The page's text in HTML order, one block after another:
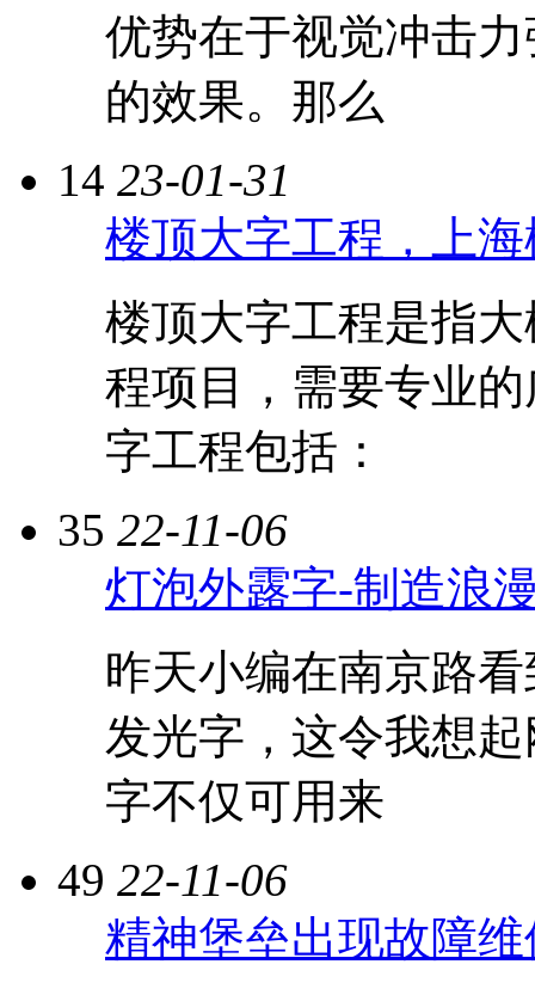
优势在于视觉冲击
的效果。那么
14 23-01-31
楼顶大字工程，上
楼顶大字工程是指
程项目，需要专业
字工程包括：
35 22-11-06
灯泡外露字-制造浪
昨天小编在南京路
发光字，这令我想
字不仅可用来
49 22-11-06
精神堡垒出现故障